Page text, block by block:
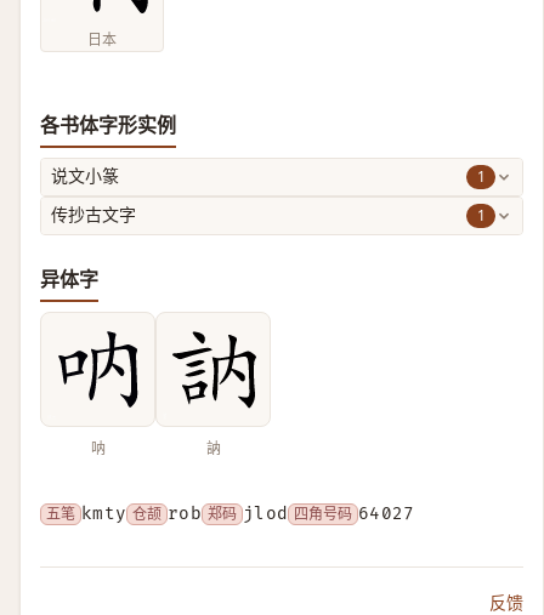
日本
各书体字形实例
说文小篆 1
传抄古文字 1
异体字
呐 訥
五笔 kmty 仓颉 rob 郑码 jlod 四角号码 64027
反馈